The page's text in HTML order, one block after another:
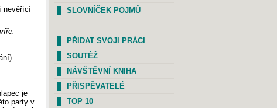
nevěřící
je
party v
SLOVNÍČEK POJMŮ
PŘIDAT SVOJI PRÁCI
SOUTĚŽ
NÁVŠTĚVNÍ KNIHA
PŘISPĚVATELÉ
TOP 10